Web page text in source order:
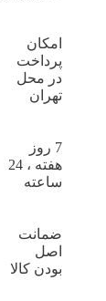
امکان
پرداخت
در محل
تهران
7 روز
هفته ، 24
ساعته
ضمانت
اصل
بودن کالا